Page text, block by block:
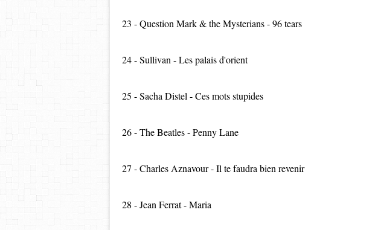
23 - Question Mark & the Mysterians - 96 tears
24 - Sullivan - Les palais d'orient
25 - Sacha Distel - Ces mots stupides
26 - The Beatles - Penny Lane
27 - Charles Aznavour - Il te faudra bien revenir
28 - Jean Ferrat - Maria